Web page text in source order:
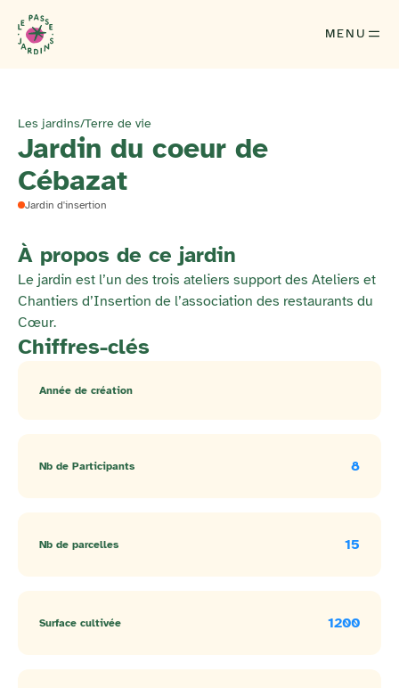
MENU
Les jardins/Terre de vie
Jardin du coeur de
Cébazat
Jardin d'insertion
À propos de ce jardin
Le jardin est l’un des trois ateliers support des Ateliers et
Chantiers d’Insertion de l’association des restaurants du
Cœur.
Chiffres-clés
Année de création
Nb de Participants 8
Nb de parcelles 15
Surface cultivée 1200